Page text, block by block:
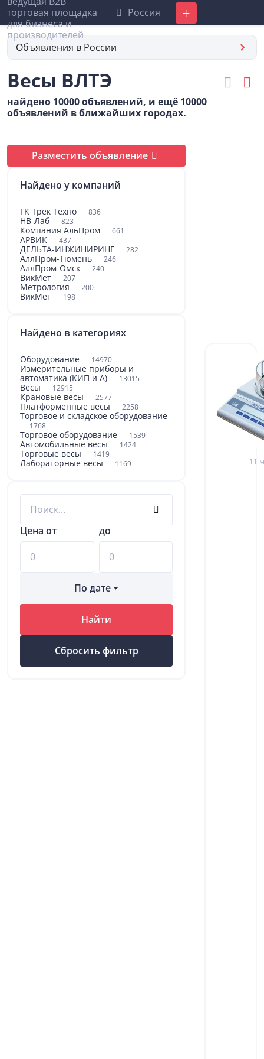
Россия Добавить
Объявления в России
Весы ВЛТЭ
найдено 10000 объявлений, и ещё 10000
объявлений в ближайших городах.
Разместить объявление
Найдено у компаний
ГК Трек Техно 836
НВ-Лаб 823
Компания АльПром 661
АРВИК 437
ДЕЛЬТА-ИНЖИНИРИНГ 282
АллПром-Тюмень 246
АллПром-Омск 240
ВикМет 207
Метрология 200
ВикМет 198
Найдено в категориях
Оборудование 14970
Измерительные приборы и
автоматика (КИП и А)
13015
Весы 12915
Крановые весы 2577
Платформенные весы 2258
Торговое и складское оборудование
1768
Торговое оборудование 1539
Автомобильные весы 1424
Торговые весы 1419
Лабораторные весы 1169
Цена от до
По дате
Найти
Сбросить фильтр
11